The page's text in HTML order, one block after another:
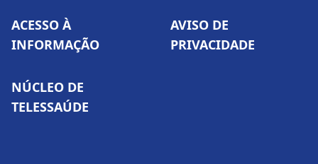
ACESSO À
INFORMAÇÃO
AVISO DE
PRIVACIDADE
NÚCLEO DE
TELESSAÚDE